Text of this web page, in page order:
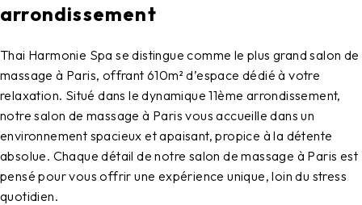
arrondissement
Thai Harmonie Spa se distingue comme le plus grandsalon de
massage à Paris, offrant 610m² d’espace dédié à votre
relaxation. Situé dans le dynamique 11ème arrondissement,
notresalon de massage à Paris vous accueille dans un
environnement spacieux et apaisant, propice à la détente
absolue. Chaque détail de notre salon de massage à Paris est
pensé pour vous offrir une expérience unique, loin du stress
quotidien.